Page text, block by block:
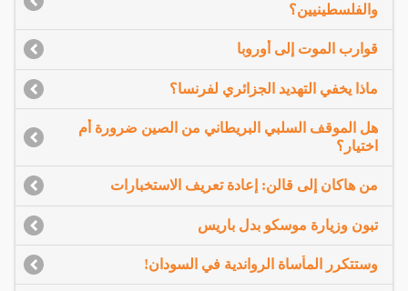
والفلسطينيين؟
قوارب الموت إلى أوروبا
ماذا يخفي التهديد الجزائري لفرنسا؟
هل الموقف السلبي البريطاني من الصين ضرورة أم
اختيار؟
من هاكان إلى قالن: إعادة تعريف الاستخبارات
تبون وزيارة موسكو بدل باريس
وستتكرر المأساة الرواندية في السودان!